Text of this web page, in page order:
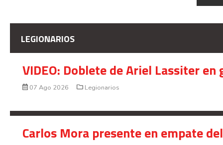
LEGIONARIOS
VIDEO: Doblete de Ariel Lassiter
07 Ago 2026 Legionarios
Carlos Mora presente en empate